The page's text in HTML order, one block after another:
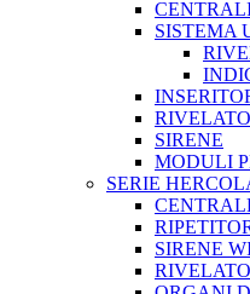
SISTEMA
SIRENE
MODULI
SERIE
SIRENE